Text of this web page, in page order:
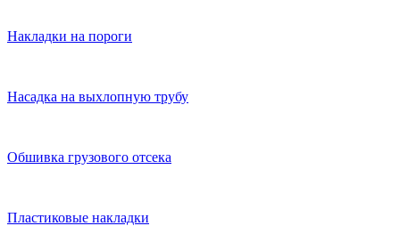
Накладки на пороги
Насадка на выхлопную трубу
Обшивка грузового отсека
Пластиковые накладки